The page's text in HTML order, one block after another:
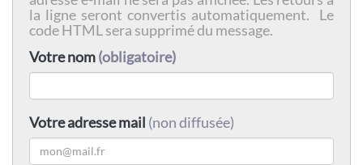
la ligne seront convertis automatiquement. Le
code HTML sera supprimé du message.
Votre nom(obligatoire)
Votre adresse mail (non diffusée)